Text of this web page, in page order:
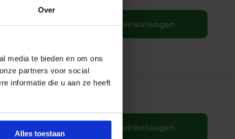
Over
media te bieden en om ons
partners voor social
informatie die u aan ze heeft
Alles toestaan
+ In winkelwagen
+ In winkelwagen